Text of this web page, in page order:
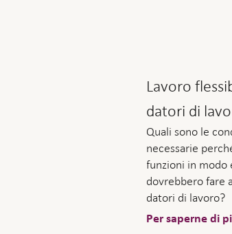
Lavoro
datori di
Quali sono le
necessarie
funzioni in modo
dovrebbero fare
datori di lavoro?
Per saperne di